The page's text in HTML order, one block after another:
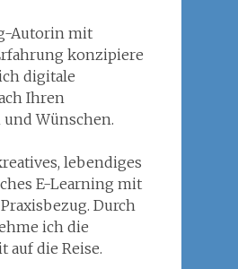
Autorin mit
konzipiere
digitale
Ihren
Wünschen.
lebendiges
E-Learning mit
Durch
ich die
auf die Reise.